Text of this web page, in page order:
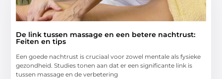
De link tussen massage en een betere nachtrust:
Feiten en tips
Een goede nachtrust is cruciaal voor zowel mentale als fysieke
gezondheid. Studies tonen aan dat er een significante link is
tussen massage en de verbetering